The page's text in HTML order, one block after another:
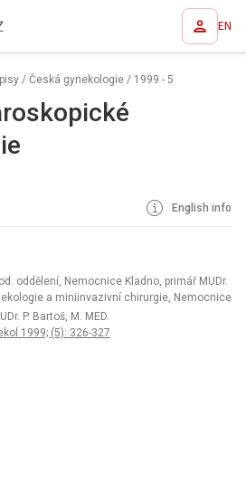
EN
/ Česká gynekologie / 1999 - 5
English info
oddělení, Nemocnice Kladno, primář MUDr.
a miniinvazivní chirurgie, Nemocnice
P. Bartoš, M. MED.
1999; (5): 326-327